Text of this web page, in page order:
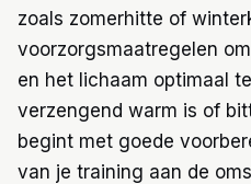
zoals zomerhitte of
voorzorgsmaatregelen
en het lichaam optimaal
verzengend warm is of
begint met goede
van je training aan de